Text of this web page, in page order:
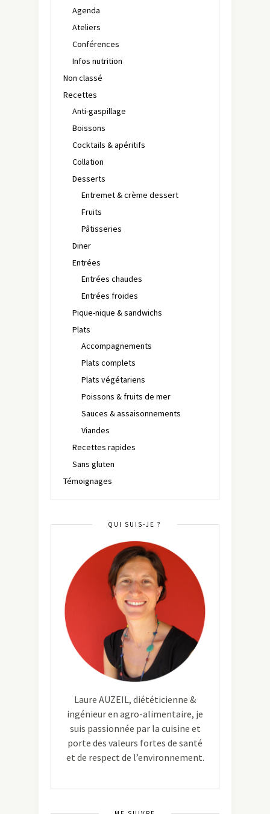
Agenda
Ateliers
Conférences
Infos nutrition
Non classé
Recettes
Anti-gaspillage
Boissons
Cocktails & apéritifs
Collation
Desserts
Entremet & crème dessert
Fruits
Pâtisseries
Diner
Entrées
Entrées chaudes
Entrées froides
Pique-nique & sandwichs
Plats
Accompagnements
Plats complets
Plats végétariens
Poissons & fruits de mer
Sauces & assaisonnements
Viandes
Recettes rapides
Sans gluten
Témoignages
QUI SUIS-JE ?
Laure AUZEIL, diététicienne &
ingénieur en agro-alimentaire, je
suis passionnée par la cuisine et
porte des valeurs fortes de santé
et de respect de l’environnement.